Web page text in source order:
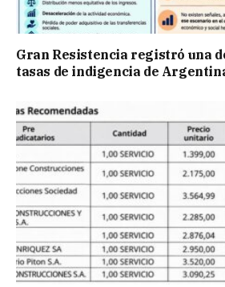
Gran Resistencia registró una
tasas de indigencia de